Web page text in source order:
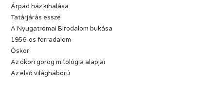
Árpád ház kihalása
Tatárjárás esszé
A Nyugatrómai Birodalom bukása
1956-os forradalom
Őskor
Az ókori görög mitológia alapjai
Az első világháború